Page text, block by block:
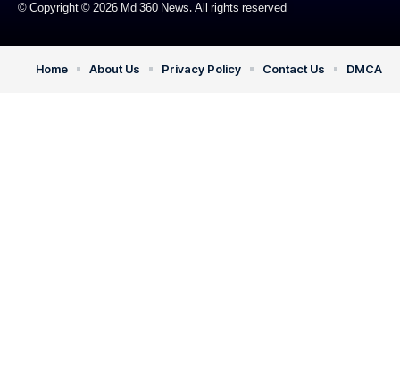
© Copyright © 2026 Md 360 News. All rights reserved
Home About Us Privacy Policy Contact Us DMCA